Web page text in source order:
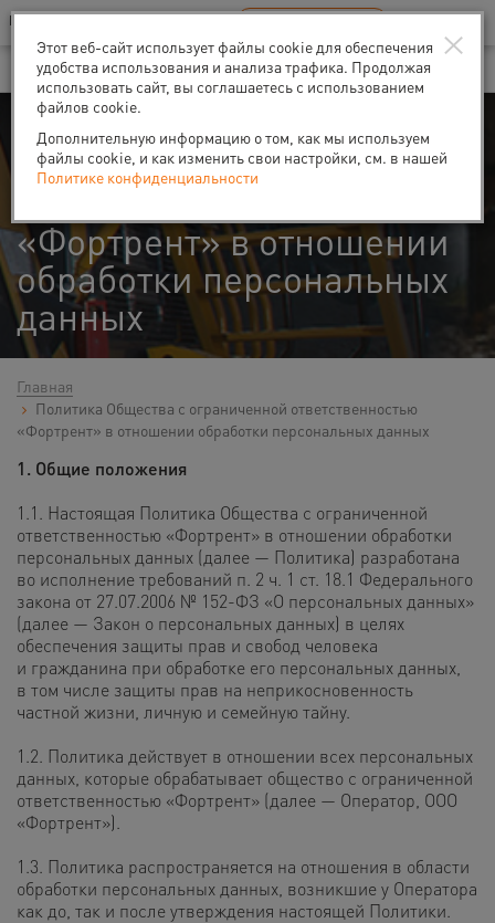
Ваш город:Казань
В Вашем регионе нет наших офисов RU EN
Политика Общества с
ограниченной
ответственностью
«Фортрент» в отношении
обработки персональных
данных
Главная
Политика Общества с ограниченной ответственностью
«Фортрент» в отношении обработки персональных данных
1. Общие положения
1.1. Настоящая Политика Общества с ограниченной
ответственностью «Фортрент» в отношении обработки
персональных данных (далее — Политика) разработана
во исполнение требований п. 2 ч. 1 ст. 18.1 Федерального
закона от 27.07.2006 № 152-ФЗ «О персональных данных»
(далее — Закон о персональных данных) в целях
обеспечения защиты прав и свобод человека
и гражданина при обработке его персональных данных,
в том числе защиты прав на неприкосновенность
частной жизни, личную и семейную тайну.
1.2. Политика действует в отношении всех персональных
данных, которые обрабатывает общество с ограниченной
ответственностью «Фортрент» (далее — Оператор, ООО
«Фортрент»).
1.3. Политика распространяется на отношения в области
обработки персональных данных, возникшие у Оператора
как до, так и после утверждения настоящей Политики.
×
Этот веб-сайт использует файлы cookie для обеспечения
удобства использования и анализа трафика. Продолжая
использовать сайт, вы соглашаетесь с использованием
файлов cookie.
Дополнительную информацию о том, как мы используем
файлы cookie, и как изменить свои настройки, см. в нашей
Политике конфиденциальности